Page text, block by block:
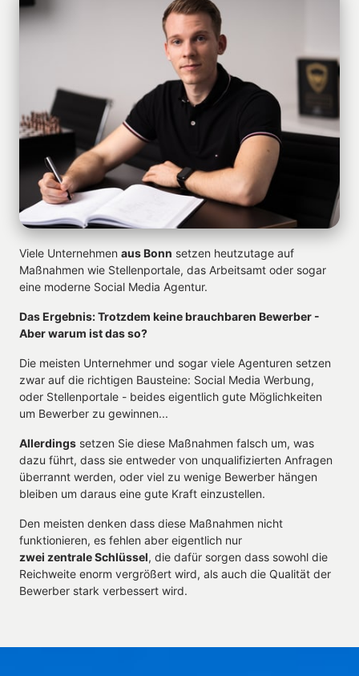
Viele Unternehmen aus Bonn setzen heutzutage auf
Maßnahmen wie Stellenportale, das Arbeitsamt oder sogar
eine moderne Social Media Agentur.
Das Ergebnis: Trotzdem keine brauchbaren Bewerber -
Aber warum ist das so?
Die meisten Unternehmer und sogar viele Agenturen setzen
zwar auf die richtigen Bausteine: Social Media Werbung,
oder Stellenportale - beides eigentlich gute Möglichkeiten
um Bewerber zu gewinnen...
Allerdings setzen Sie diese Maßnahmen falsch um, was
dazu führt, dass sie entweder von unqualifizierten Anfragen
überrannt werden, oder viel zu wenige Bewerber hängen
bleiben um daraus eine gute Kraft einzustellen.
Den meisten denken dass diese Maßnahmen nicht
zwei zentrale Schlüssel, die dafür sorgen dass sowohl die
Reichweite enorm vergrößert wird, als auch die Qualität der
Bewerber stark verbessert wird.